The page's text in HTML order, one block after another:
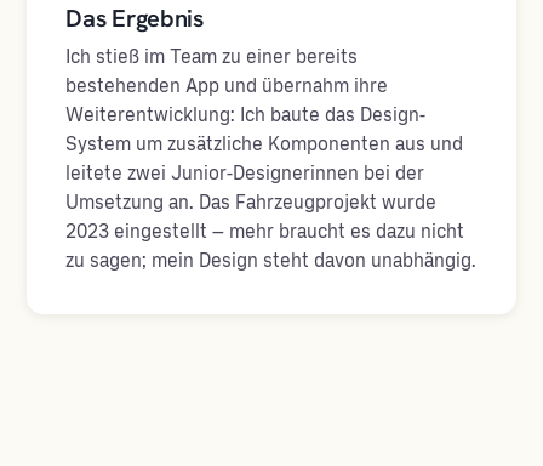
Das Ergebnis
Ich stieß im Team zu einer bereits
bestehenden App und übernahm ihre
Weiterentwicklung: Ich baute das Design-
System um zusätzliche Komponenten aus und
leitete zwei Junior-Designerinnen bei der
Umsetzung an. Das Fahrzeugprojekt wurde
2023 eingestellt – mehr braucht es dazu nicht
zu sagen; mein Design steht davon unabhängig.